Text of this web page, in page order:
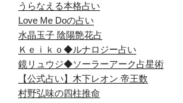
うらなえる本格占い
Love Me Doの占い
水晶玉子 陰陽艶花占
Ｋｅｉｋｏ◆ルナロジー占い
鏡リュウジ◆ソーラーアーク占星術
【公式占い】木下レオン 帝王数
村野弘味の四柱推命